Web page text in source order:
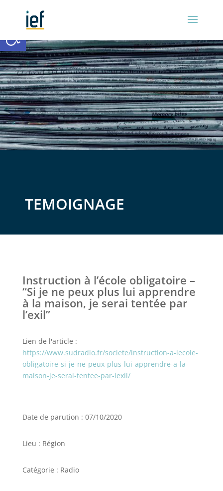
Ouvrir la barre d’outils
TEMOIGNAGE
Instruction à l’école obligatoire –
“Si je ne peux plus lui apprendre
à la maison, je serai tentée par
l’exil”
Lien de l'article :
https://www.sudradio.fr/societe/instruction-a-lecole-
obligatoire-si-je-ne-peux-plus-lui-apprendre-a-la-
maison-je-serai-tentee-par-lexil/
Date de parution : 07/10/2020
Lieu : Région
Catégorie : Radio